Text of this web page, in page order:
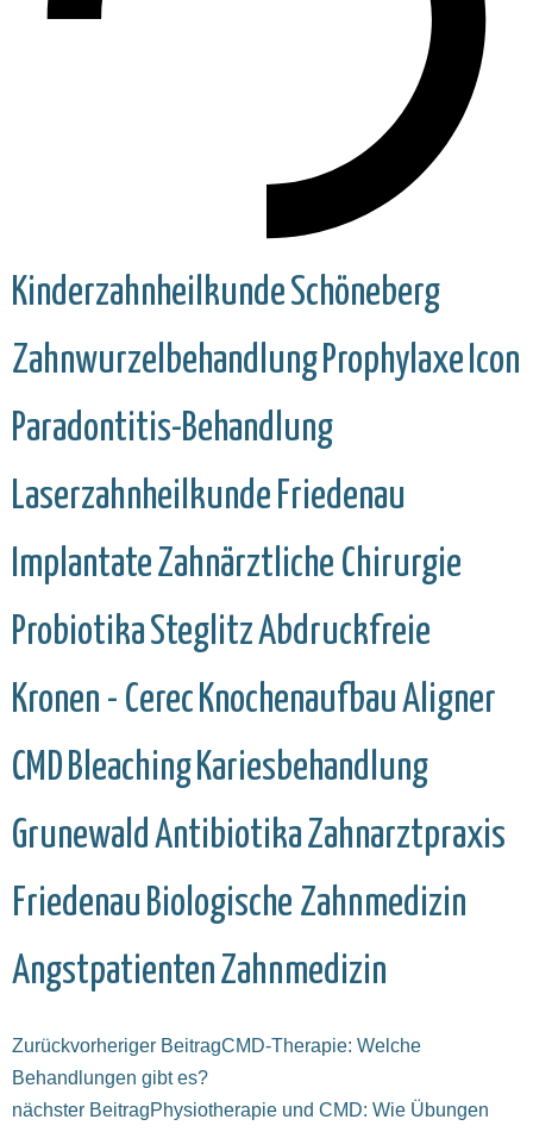
KinderzahnheilkundeSchöneberg
Zahnwurzelbehandlung Prophylaxe Icon
Paradontitis-Behandlung
Laserzahnheilkunde Friedenau
ImplantateZahnärztliche Chirurgie
ProbiotikaSteglitzAbdruckfreie
Kronen - Cerec KnochenaufbauAligner
CMD Bleaching Kariesbehandlung
GrunewaldAntibiotikaZahnarztpraxis
Friedenau Biologische Zahnmedizin
AngstpatientenZahnmedizin
Zurückvorheriger BeitragCMD-Therapie: Welche
Behandlungen gibt es?
nächster BeitragPhysiotherapie und CMD: Wie Übungen